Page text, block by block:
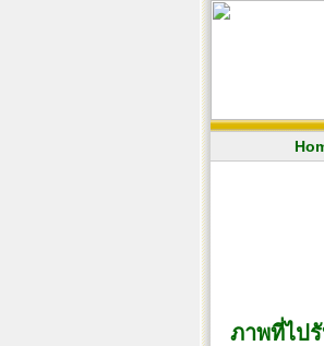
ภาพที่ไป